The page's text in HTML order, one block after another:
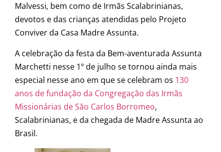
Malvessi, bem como de Irmãs Scalabrinianas,
devotos e das crianças atendidas pelo Projeto
Conviver da Casa Madre Assunta.
A celebração da festa da Bem-aventurada Assunta
Marchetti nesse 1º de julho se tornou ainda mais
especial nesse ano em que se celebram os 130
anos de fundação da Congregação das Irmãs
Missionárias de São Carlos Borromeo,
Scalabrinianas, e da chegada de Madre Assunta ao
Brasil.